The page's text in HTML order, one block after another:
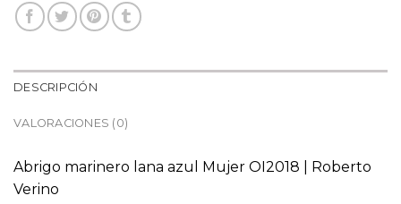
DESCRIPCIÓN
VALORACIONES (0)
Abrigo marinero lana azul Mujer OI2018 | Roberto
Verino